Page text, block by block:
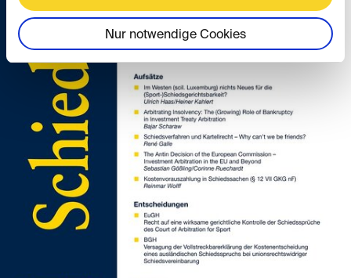
Nur notwendige Cookies